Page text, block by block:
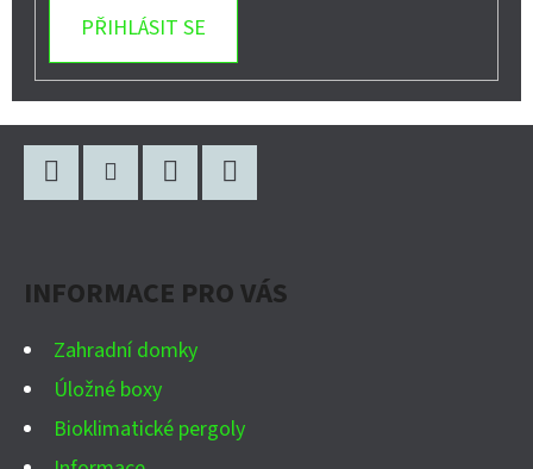
PŘIHLÁSIT SE
INFORMACE PRO VÁS
Zahradní domky
Úložné boxy
Bioklimatické pergoly